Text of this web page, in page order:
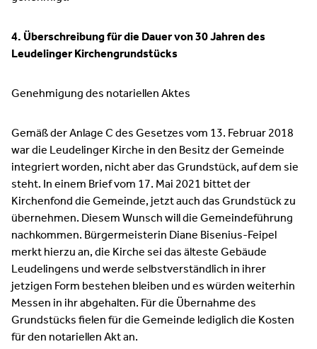
4. Überschreibung für die Dauer von 30 Jahren des
Leudelinger Kirchengrundstücks
Genehmigung des notariellen Aktes
Gemäß der Anlage C des Gesetzes vom 13. Februar 2018
war die Leudelinger Kirche in den Besitz der Gemeinde
integriert worden, nicht aber das Grundstück, auf dem sie
steht. In einem Brief vom 17. Mai 2021 bittet der
Kirchenfond die Gemeinde, jetzt auch das Grundstück zu
übernehmen. Diesem Wunsch will die Gemeindeführung
nachkommen. Bürgermeisterin Diane Bisenius-Feipel
merkt hierzu an, die Kirche sei das älteste Gebäude
Leudelingens und werde selbstverständlich in ihrer
jetzigen Form bestehen bleiben und es würden weiterhin
Messen in ihr abgehalten. Für die Übernahme des
Grundstücks fielen für die Gemeinde lediglich die Kosten
für den notariellen Akt an.